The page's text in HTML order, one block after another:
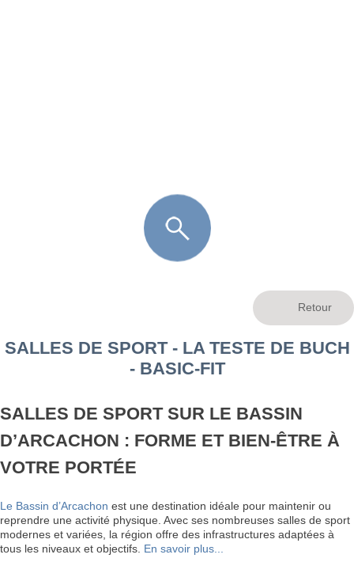
SALLES DE SPORT - LA TESTE DE BUCH
- BASIC-FIT
SALLES DE SPORT SUR LE BASSIN
D’ARCACHON : FORME ET BIEN-ÊTRE À
VOTRE PORTÉE
Le Bassin d’Arcachon est une destination idéale pour maintenir ou
reprendre une activité physique. Avec ses nombreuses salles de sport
modernes et variées, la région offre des infrastructures adaptées à
tous les niveaux et objectifs. En savoir plus...